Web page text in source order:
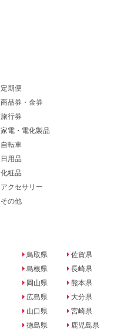
定期便
商品券・金券
旅行券
家電・電化製品
自転車
日用品
化粧品
アクセサリー
その他
鳥取県
島根県
岡山県
広島県
山口県
徳島県
佐賀県
長崎県
熊本県
大分県
宮崎県
鹿児島県